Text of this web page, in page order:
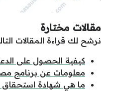
مقالات مختارة
نرشح لك قراءة المقالات
كيفية الحصول على
معلومات عن برنامج
ما هي شهادة استحقاق